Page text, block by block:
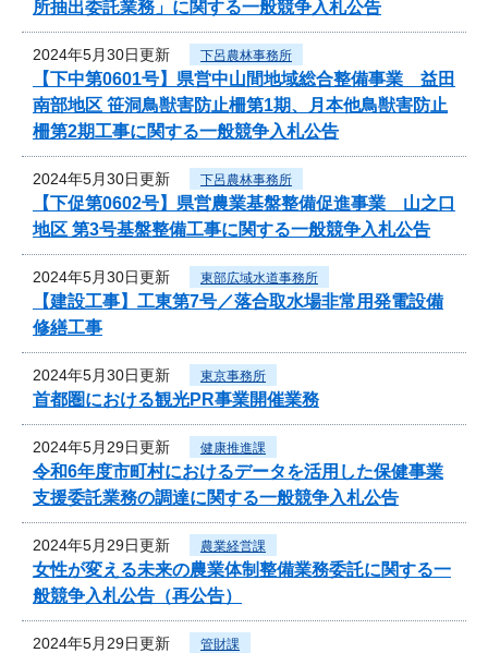
所抽出委託業務」に関する一般競争入札公告
2024年5月30日更新 下呂農林事務所
【下中第0601号】県営中山間地域総合整備事業 益田
南部地区 笹洞鳥獣害防止柵第1期、月本他鳥獣害防止
柵第2期工事に関する一般競争入札公告
2024年5月30日更新 下呂農林事務所
【下促第0602号】県営農業基盤整備促進事業 山之口
地区 第3号基盤整備工事に関する一般競争入札公告
2024年5月30日更新 東部広域水道事務所
【建設工事】工東第7号／落合取水場非常用発電設備
修繕工事
2024年5月30日更新 東京事務所
首都圏における観光PR事業開催業務
2024年5月29日更新 健康推進課
令和6年度市町村におけるデータを活用した保健事業
支援委託業務の調達に関する一般競争入札公告
2024年5月29日更新 農業経営課
女性が変える未来の農業体制整備業務委託に関する一
般競争入札公告（再公告）
2024年5月29日更新 管財課